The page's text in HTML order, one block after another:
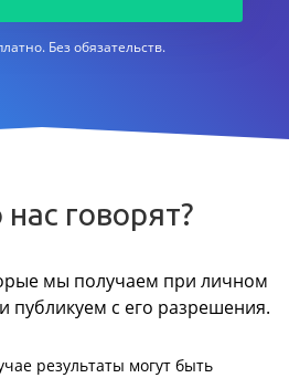
Без обязательств.
говорят?
мы получаем при личном
публикуем с его разрешения.
результаты могут быть